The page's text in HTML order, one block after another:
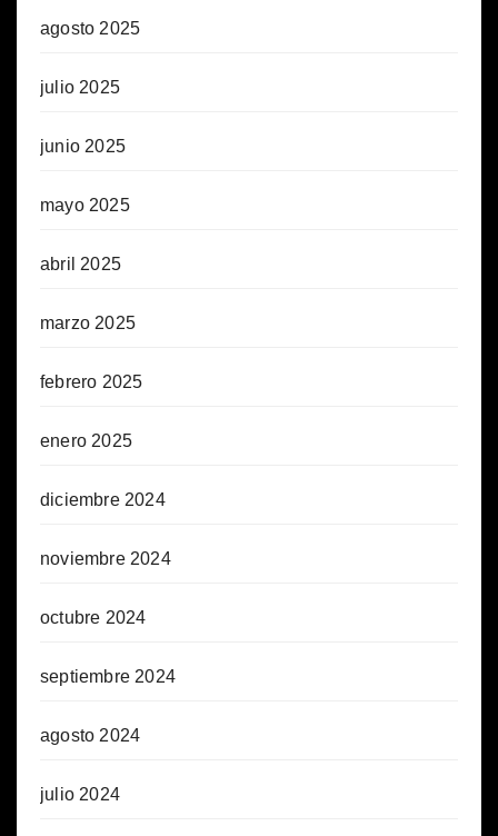
agosto 2025
julio 2025
junio 2025
mayo 2025
abril 2025
marzo 2025
febrero 2025
enero 2025
diciembre 2024
noviembre 2024
octubre 2024
septiembre 2024
agosto 2024
julio 2024